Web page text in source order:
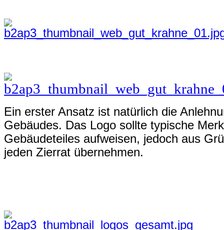
Ein erster Ansatz ist natürlich die
Gebäudes. Das Logo sollte typische
Gebäudeteiles aufweisen, jedoch aus
jeden Zierrat übernehmen.